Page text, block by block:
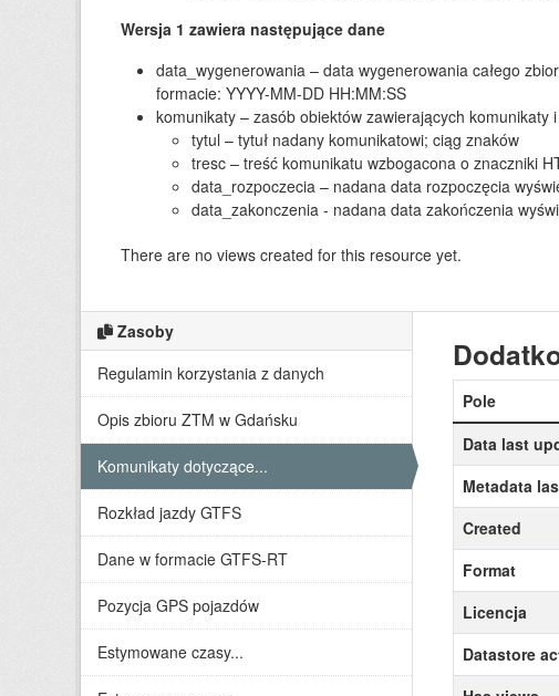
Wersja 1 zawiera następujące dane
data_wygenerowania – data wygenerowania całego
formacie: YYYY-MM-DD HH:MM:SS
komunikaty – zasób obiektów zawierających
tytul – tytuł nadany komunikatowi; ciąg znaków
tresc – treść komunikatu wzbogacona o znaczniki
data_rozpoczecia – nadana data rozpoczęcia
data_zakonczenia - nadana data zakończenia
There are no views created for this resource yet.
Zasoby
Regulamin korzystania z danych
Opis zbioru ZTM w Gdańsku
Komunikaty dotyczące...
Rozkład jazdy GTFS
Dane w formacie GTFS-RT
Pozycja GPS pojazdów
Estymowane czasy...
Pole
Data last
Metadata
Created
Format
Licencja
Datastore